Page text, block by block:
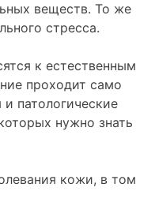
веществ. То же
стресса.
к естественным
проходит само
патологические
нужно знать
кожи, в том